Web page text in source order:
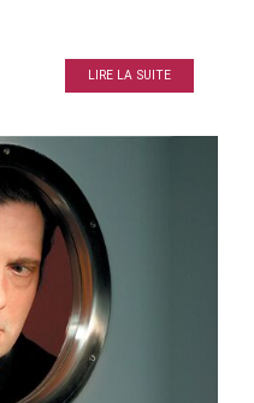
LIRE LA SUITE